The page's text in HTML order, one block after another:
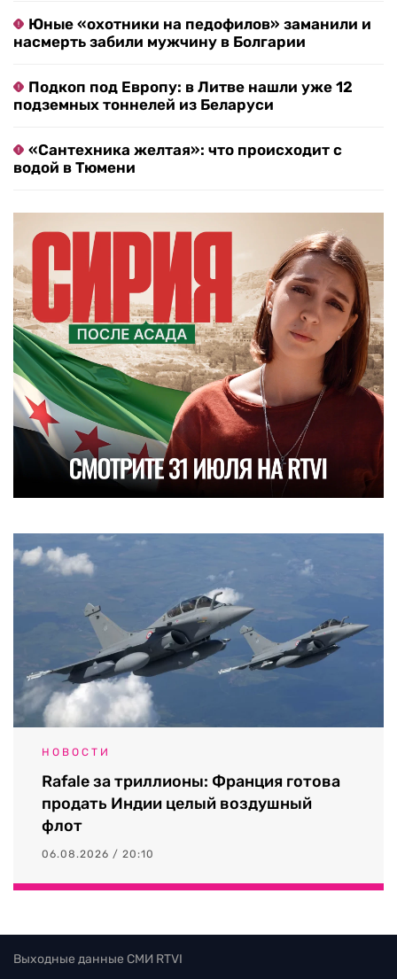
Юные «охотники на педофилов» заманили и
насмерть забили мужчину в Болгарии
Подкоп под Европу: в Литве нашли уже 12
подземных тоннелей из Беларуси
«Сантехника желтая»: что происходит с
водой в Тюмени
НОВОСТИ
Rafale за триллионы: Франция готова
продать Индии целый воздушный
флот
06.08.2026 / 20:10
Выходные данные СМИ RTVI